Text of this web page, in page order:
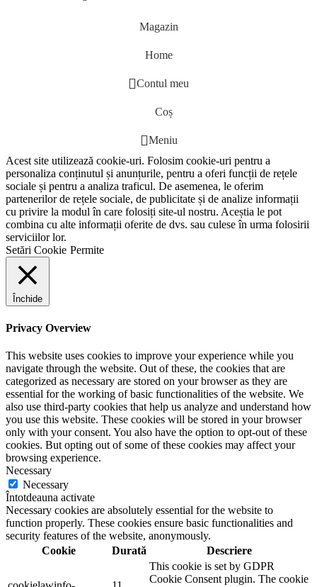
Magazin
Home
Contul meu
Coș
Meniu
Acest site utilizează cookie-uri. Folosim cookie-uri pentru a
personaliza conținutul și anunțurile, pentru a oferi funcții de rețele
sociale și pentru a analiza traficul. De asemenea, le oferim
partenerilor de rețele sociale, de publicitate și de analize informații
cu privire la modul în care folosiți site-ul nostru. Aceștia le pot
combina cu alte informații oferite de dvs. sau culese în urma folosirii
serviciilor lor.
Setări Cookie Permite
Închide
Privacy Overview
This website uses cookies to improve your experience while you
navigate through the website. Out of these, the cookies that are
categorized as necessary are stored on your browser as they are
essential for the working of basic functionalities of the website. We
also use third-party cookies that help us analyze and understand how
you use this website. These cookies will be stored in your browser
only with your consent. You also have the option to opt-out of these
cookies. But opting out of some of these cookies may affect your
browsing experience.
Necessary
Necessary
Întotdeauna activate
Necessary cookies are absolutely essential for the website to
function properly. These cookies ensure basic functionalities and
security features of the website, anonymously.
Cookie
Durată Descriere
This cookie is set by GDPR
Cookie Consent plugin. The cookie